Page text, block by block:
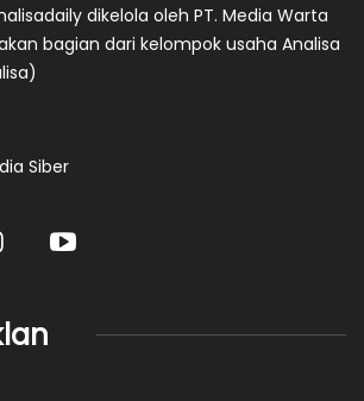
dikelola oleh PT. Media Warta
bagian dari kelompok usaha Analisa
Siber